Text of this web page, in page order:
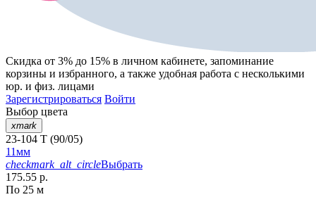
Скидка от 3% до 15% в личном кабинете, запоминание
корзины и избранного, а также удобная работа с несколькими
юр. и физ. лицами
Зарегистрироваться Войти
Выбор цвета
xmark
23-104 T (90/05)
11мм
checkmark_alt_circleВыбрать
175.55 р.
По 25 м